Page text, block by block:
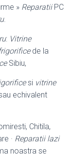
» ReparatiiPC
.
: Vitrine
de la
Sibiu,
si vitrine
echivalent
Chitila,
· Reparatii lazi
noastra se